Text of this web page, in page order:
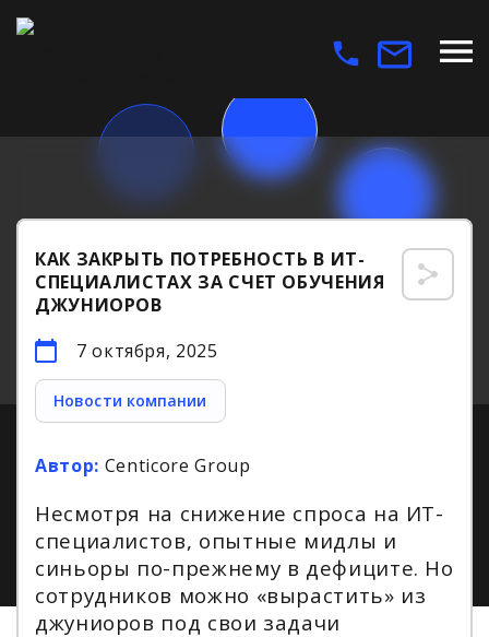
КАК ЗАКРЫТЬ ПОТРЕБНОСТЬ В ИТ-
СПЕЦИАЛИСТАХ ЗА СЧЕТ ОБУЧЕНИЯ
ДЖУНИОРОВ
7 октября, 2025
Новости компании
Автор: Centicore Group
Несмотря на снижение спроса на ИТ-
специалистов, опытные мидлы и
синьоры по-прежнему в дефиците. Но
сотрудников можно «вырастить» из
джуниоров под свои задачи